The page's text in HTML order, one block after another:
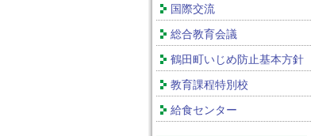
国際交流
総合教育会議
鶴田町いじめ防止基本方針
教育課程特別校
給食センター